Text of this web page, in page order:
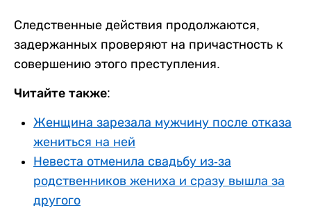
Следственные действия продолжаются,
задержанных проверяют на причастность к
совершению этого преступления.
Читайте также:
Женщина зарезала мужчину после отказа
жениться на ней
Невеста отменила свадьбу из-за
родственников жениха и сразу вышла за
другого